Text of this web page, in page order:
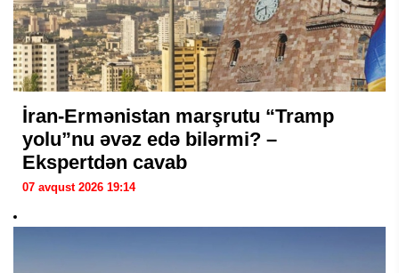
İran-Ermənistan marşrutu “Tramp
yolu”nu əvəz edə bilərmi? –
Ekspertdən cavab
07 avqust 2026 19:14